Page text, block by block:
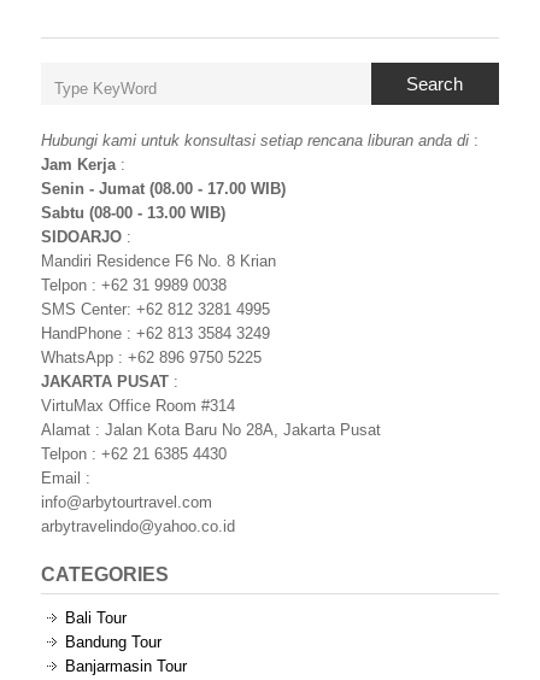
Search
Hubungi kami untuk konsultasi setiap rencana liburan anda di :
Jam Kerja:
Senin - Jumat (08.00 - 17.00 WIB)
Sabtu (08-00 - 13.00 WIB)
SIDOARJO :
Mandiri Residence F6 No. 8 Krian
Telpon : +62 31 9989 0038
SMS Center: +62 812 3281 4995
HandPhone : +62 813 3584 3249
WhatsApp : +62 896 9750 5225
JAKARTA PUSAT :
VirtuMax Office Room #314
Alamat : Jalan Kota Baru No 28A, Jakarta Pusat
Telpon : +62 21 6385 4430
Email :
info@arbytourtravel.com
arbytravelindo@yahoo.co.id
CATEGORIES
Bali Tour
Bandung Tour
Banjarmasin Tour